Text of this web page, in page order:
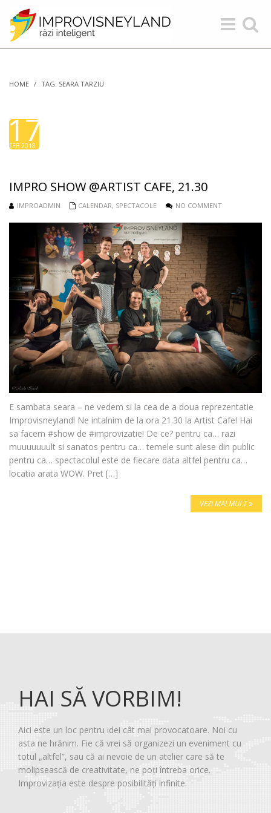
Toggle
search
Toggle
navigation
HOME / TAG: SEARA TARZIU
17
FEB 2018
IMPRO SHOW @ARTIST CAFE, 21.30
IMPROADMIN CALENDAR, SPECTACOLE NO COMMENT
E sambata seara – ne vedem si la cea de a doua reprezentatie
Improvisneyland! Ne intalnim de la ora 21.30 la Artist Cafe! Hai
sa facem #show de #improvizatie! De ce? pentru ca… razi
muuuuuuult si sanatos pentru ca… temele sunt alese din public
pentru ca… spectacolul este de fiecare data altfel pentru ca…
locatia arata WOW. Pret […]
VEZI MAI MULT
HAI SĂ VORBIM!
Aici este un loc pentru idei cât mai provocatoare. Noi cu
asta ne hrănim. Fie că vrei să organizezi un eveniment cu
totul „altfel”, sau că ai nevoie de un atelier care să te
molipsească de creativitate, ne poți întreba orice.
Improvizația este despre posibilități infinite.